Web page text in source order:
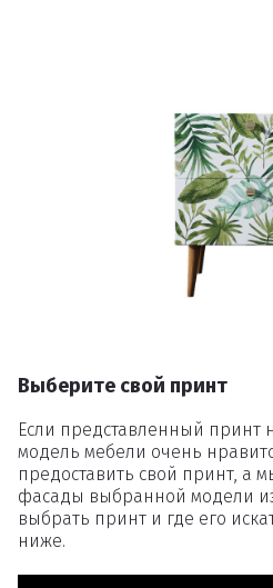
Выберите свой принт
Если представленный принт
модель мебели очень
предоставить свой принт, а
фасады выбранной модели
выбрать принт и где его
ниже.